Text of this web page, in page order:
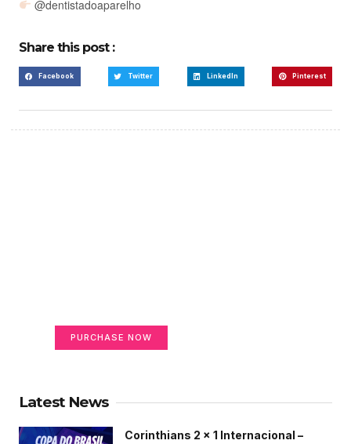
@dentistadoaparelho
Share this post :
Facebook Twitter LinkedIn Pinterest
PURCHASE NOW
Latest News
Corinthians 2 x 1 Internacional –